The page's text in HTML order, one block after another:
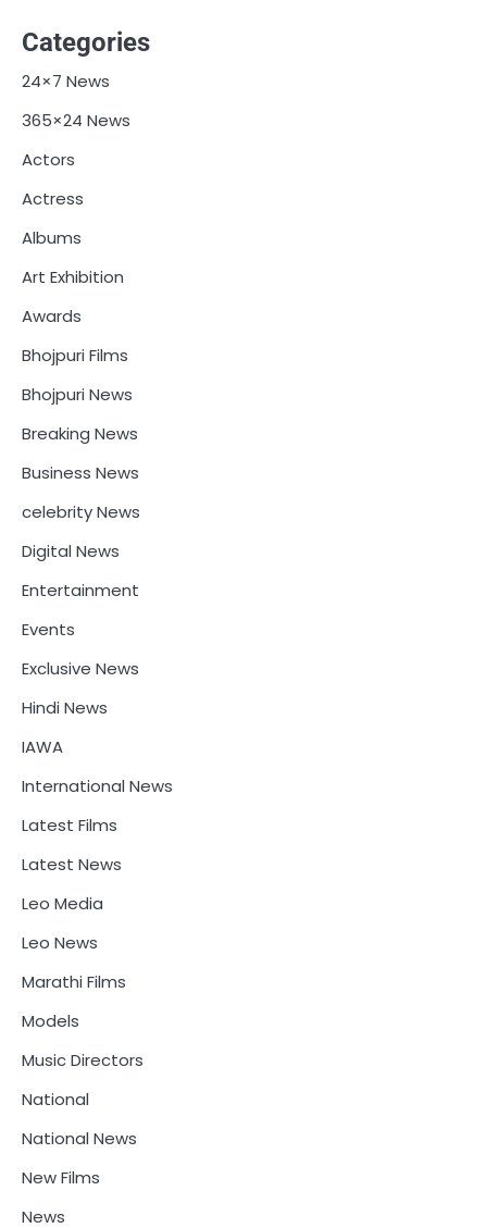
Categories
24×7 News
365×24 News
Actors
Actress
Albums
Art Exhibition
Awards
Bhojpuri Films
Bhojpuri News
Breaking News
Business News
celebrity News
Digital News
Entertainment
Events
Exclusive News
Hindi News
IAWA
International News
Latest Films
Latest News
Leo Media
Leo News
Marathi Films
Models
Music Directors
National
National News
New Films
News